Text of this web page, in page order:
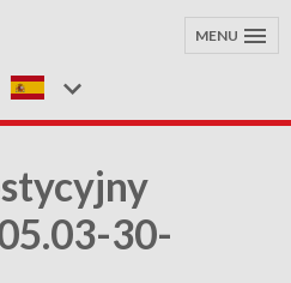
MENU
30-